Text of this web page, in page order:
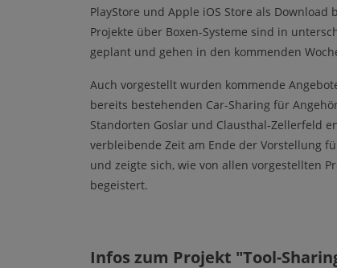
PlayStore und Apple iOS Store als
Projekte über Boxen-Systeme sind in
geplant und gehen in den kommenden
Auch vorgestellt wurden kommende
bereits bestehenden Car-Sharing für
Standorten Goslar und Clausthal-Zellerfeld
verbleibende Zeit am Ende der Vorstellung
und zeigte sich, wie von allen vorgestellten
begeistert.
Infos zum Projekt "Tool-